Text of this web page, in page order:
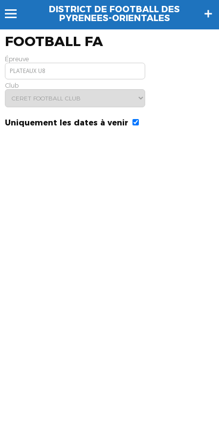
DISTRICT DE FOOTBALL DES
PYRENEES-ORIENTALES
FOOTBALL FA
Épreuve
Club
Uniquement les dates à venir